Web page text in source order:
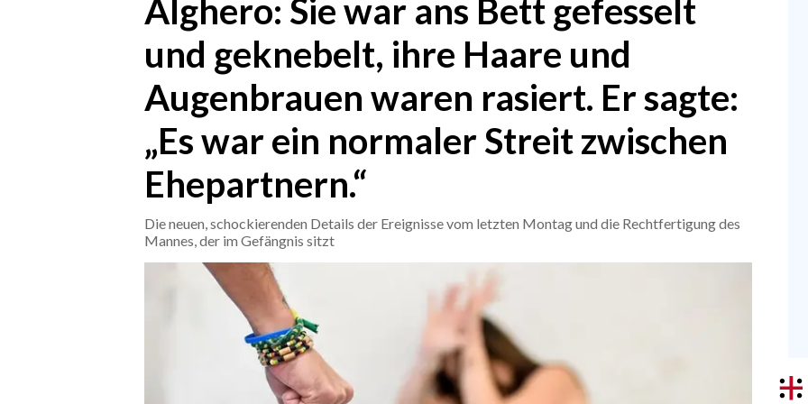
Alghero: Sie war ans Bett gefesselt
und geknebelt, ihre Haare und
Augenbrauen waren rasiert. Er sagte:
„Es war ein normaler Streit zwischen
Ehepartnern.“
Die neuen, schockierenden Details der Ereignisse vom letzten Montag und die Rechtfertigung des
Mannes, der im Gefängnis sitzt